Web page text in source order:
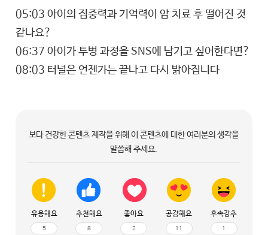
05:03 아이의 집중력과 기억력이 암 치료 후 떨어진 것
같나요?
06:37 아이가 투병 과정을 SNS에 남기고 싶어한다면?
08:03 터널은 언젠가는 끝나고 다시 밝아집니다
보다 건강한 콘텐츠 제작을 위해 이 콘텐츠에 대한 여러분의 생각을
말씀해 주세요.
유용해요
5
추천해요
8
좋아요
2
공감해요
11
후속강추
1